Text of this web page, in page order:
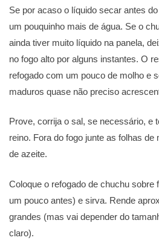
Se por acaso o líquido secar antes
um pouquinho mais de água. Se o
ainda tiver muito líquido na panela,
no fogo alto por alguns instantes. O
refogado com um pouco de molho e
maduros quase não preciso
Prove, corrija o sal, se necessário, e
reino. Fora do fogo junte as folhas
de azeite.
Coloque o refogado de chuchu sobre
um pouco antes) e sirva. Rende
grandes (mas vai depender do
claro).